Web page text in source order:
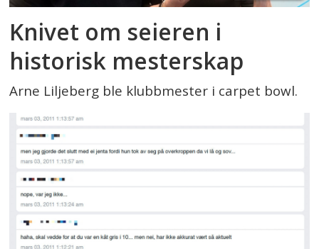
Knivet om seieren i
historisk mesterskap
Arne Liljeberg ble klubbmester i carpet bowl.